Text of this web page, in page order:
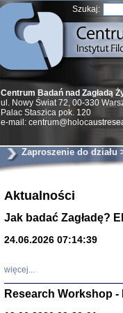
Szukaj:
Centrum Badań nad Zagładą
ul. Nowy Świat 72, 00-330
Palac Staszica pok. 120
e-mail:
Zaproszenie do działu
Aktualności
Jak badać Zagładę?
24.06.2026 07:14:39
więcej...
Research Workshop